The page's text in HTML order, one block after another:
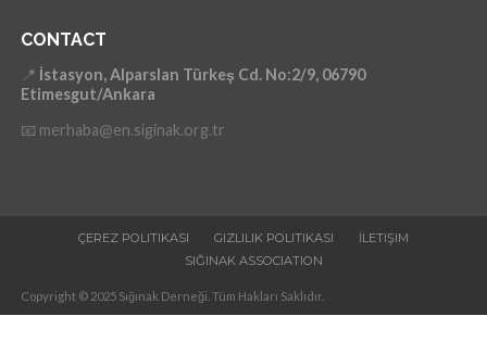
CONTACT
📍 İstasyon, Alparslan Türkeş Cd. No:2/9, 06790
Etimesgut/Ankara
📧 merhaba@en.siginak.org.tr
ÇEREZ POLITIKASI GIZLILIK POLITIKASI
İLETIŞIM
SIĞINAK ASSOCIATION
Copyright © 2025 Sığınak Derneği. Tüm Hakları Saklıdır.